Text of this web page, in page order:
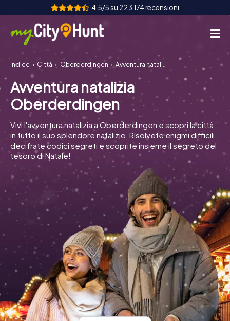
4,5/5 su 223.174 recensioni
Come funziona
Città
Tour
Team Building
Biglietti
INT CH
ES
UK
IT
Prenota Biglietti
Acquista i Voucher
Indice Città Oberderdingen Avventura natalizia Oberderdingen
Avventura natalizia
Oberderdingen
Vivi l'avventura natalizia a Oberderdingen e scopri la città
in tutto il suo splendore natalizio. Risolvete enigmi difficili,
decifrate codici segreti e scoprite insieme il segreto del
tesoro di Natale!